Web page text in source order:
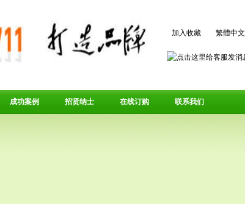
加入收藏 繁體中文
成功案例 招贤纳士 在线订购 联系我们